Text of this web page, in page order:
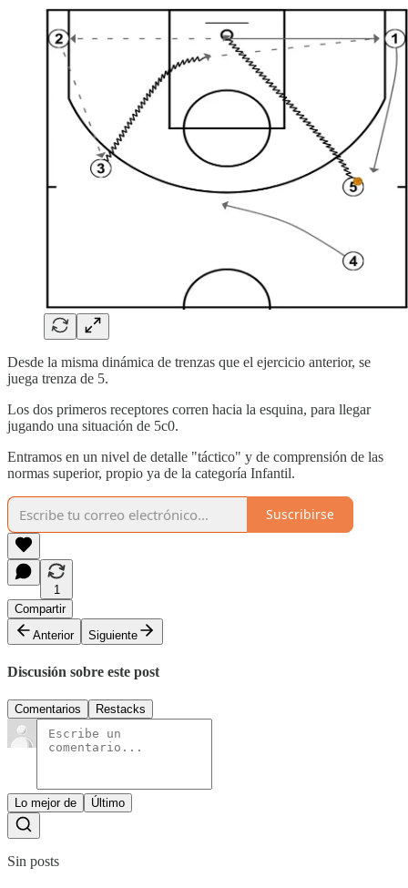
Desde la misma dinámica de trenzas que el ejercicio anterior, se
juega trenza de 5.
Los dos primeros receptores corren hacia la esquina, para llegar
jugando una situación de 5c0.
Entramos en un nivel de detalle "táctico" y de comprensión de las
normas superior, propio ya de la categoría Infantil.
Suscribirse
1
Compartir
Anterior
Siguiente
Discusión sobre este post
Comentarios Restacks
Lo mejor de Último
Sin posts